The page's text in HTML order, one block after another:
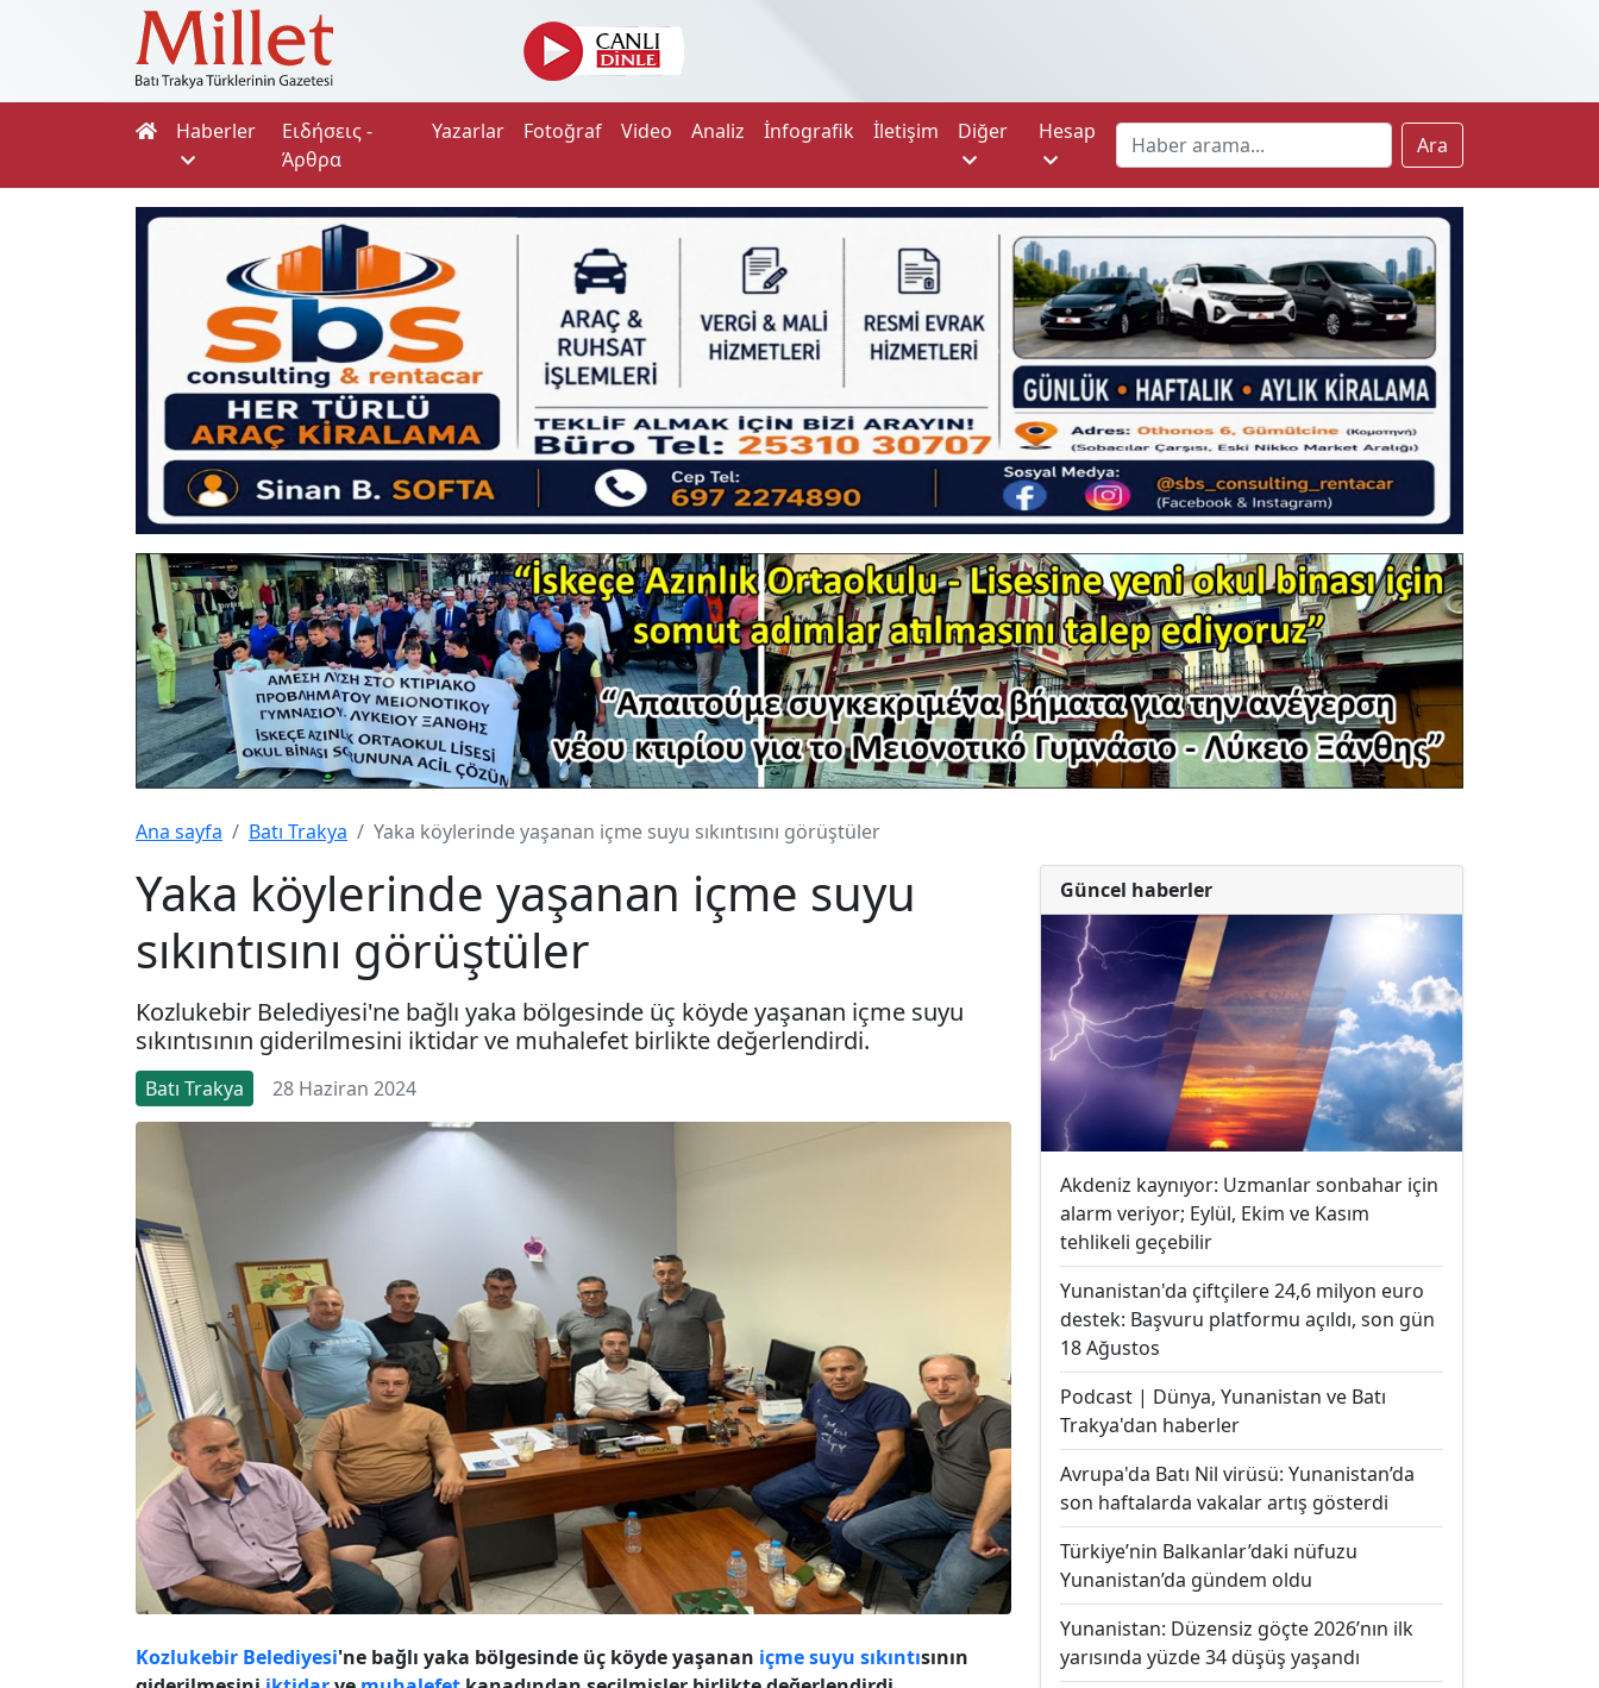
Haberler
Ειδήσεις -
Άρθρα
Yazarlar Fotoğraf Video Analiz İnfografik İletişim Diğer Hesap
Ara
Ana sayfa Batı Trakya Yaka köylerinde yaşanan içme suyu sıkıntısını görüştüler
Yaka köylerinde yaşanan içme suyu
sıkıntısını görüştüler
Kozlukebir Belediyesi'ne bağlı yaka bölgesinde üç köyde yaşanan içme suyu
sıkıntısının giderilmesini iktidar ve muhalefet birlikte değerlendirdi.
Batı Trakya 28 Haziran 2024
Kozlukebir Belediyesi'ne bağlı yaka bölgesinde üç köyde yaşanan içme suyu sıkıntısının
Güncel haberler
Akdeniz kaynıyor: Uzmanlar sonbahar için
alarm veriyor; Eylül, Ekim ve Kasım
tehlikeli geçebilir
Yunanistan'da çiftçilere 24,6 milyon euro
destek: Başvuru platformu açıldı, son gün
18 Ağustos
Podcast | Dünya, Yunanistan ve Batı
Trakya'dan haberler
Avrupa'da Batı Nil virüsü: Yunanistan’da
son haftalarda vakalar artış gösterdi
Türkiye’nin Balkanlar’daki nüfuzu
Yunanistan’da gündem oldu
Yunanistan: Düzensiz göçte 2026’nın ilk
yarısında yüzde 34 düşüş yaşandı